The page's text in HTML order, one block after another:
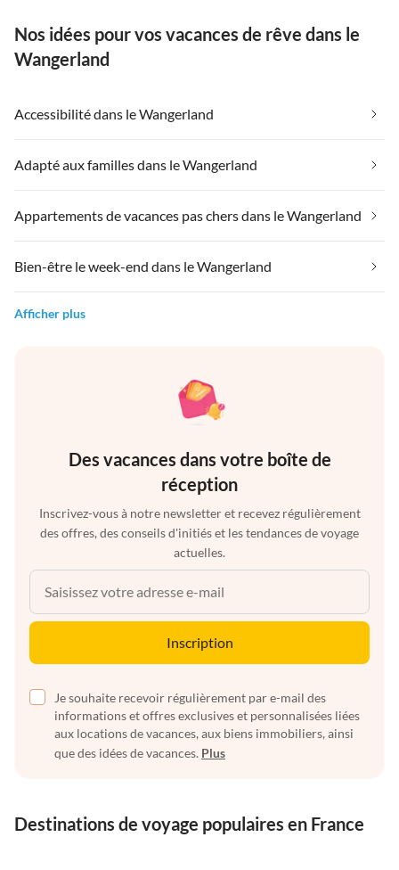
Nos idées pour vos vacances de rêve dans le
Wangerland
Accessibilité dans le Wangerland
Adapté aux familles dans le Wangerland
Appartements de vacances pas chers dans le Wangerland
Bien-être le week-end dans le Wangerland
Afficher plus
Des vacances dans votre boîte de
réception
Inscrivez-vous à notre newsletter et recevez régulièrement
des offres, des conseils d'initiés et les tendances de voyage
actuelles.
Inscription
Je souhaite recevoir régulièrement par e-mail des
informations et offres exclusives et personnalisées liées
aux locations de vacances, aux biens immobiliers, ainsi
que des idées de vacances. Plus
Destinations de voyage populaires en France